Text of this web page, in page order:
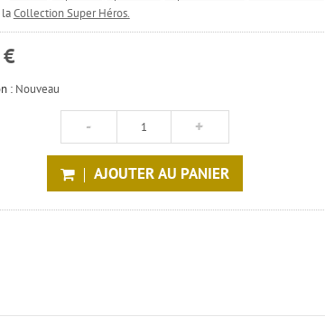
Collection Super Héros.
: Nouveau
AJOUTER AU PANIER